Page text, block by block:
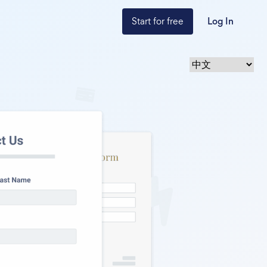
Start for free Log In